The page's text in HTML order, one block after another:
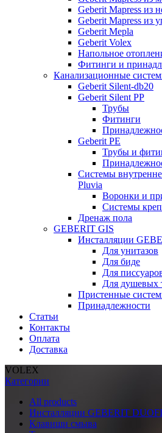
Geberit Mapress из
Geberit Mapress из
Geberit Mepla
Geberit Volex
Напольное
Фитинги и
Канализационные
Geberit Silent-db20
Geberit Silent PP
Трубы
Фитинги
Geberit PE
Трубы и
Системы
Pluvia
Воронки и
Системы
Дренаж пола
GEBERIT GIS
Инсталляции
Для унитазов
Для биде
Для
Для душевых
Пристенные
Принадлежности
Статьи
Контакты
Оплата
Доставка
VOLEX
Категории
All products
Инсталляции GEBERIT
Клавиши смыва